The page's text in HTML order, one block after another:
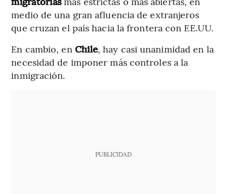
medio de una gran afluencia de extranjeros
que cruzan el país hacia la frontera con EE.UU.
En cambio, en Chile, hay casi unanimidad en la
necesidad de imponer más controles a la
inmigración.
PUBLICIDAD